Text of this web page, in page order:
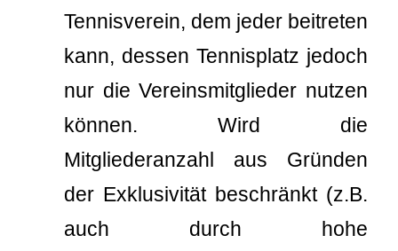
Tennisverein, dem jeder beitreten
kann, dessen Tennisplatz jedoch
nur die Vereinsmitglieder nutzen
können. Wird die
Mitgliederanzahl aus Gründen
der Exklusivität beschränkt (z.B.
auch durch hohe